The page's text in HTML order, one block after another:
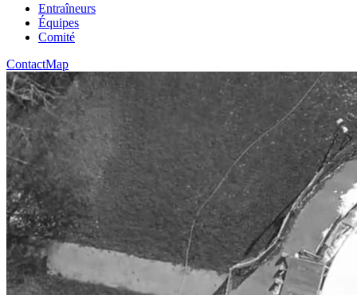
Entraîneurs
Équipes
Comité
ContactMap